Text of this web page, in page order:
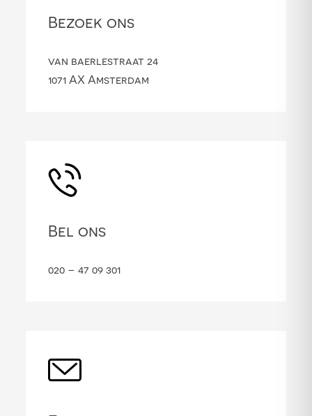
Bezoek ons
van baerlestraat 24
1071 AX Amsterdam
Bel ons
020 – 47 09 301